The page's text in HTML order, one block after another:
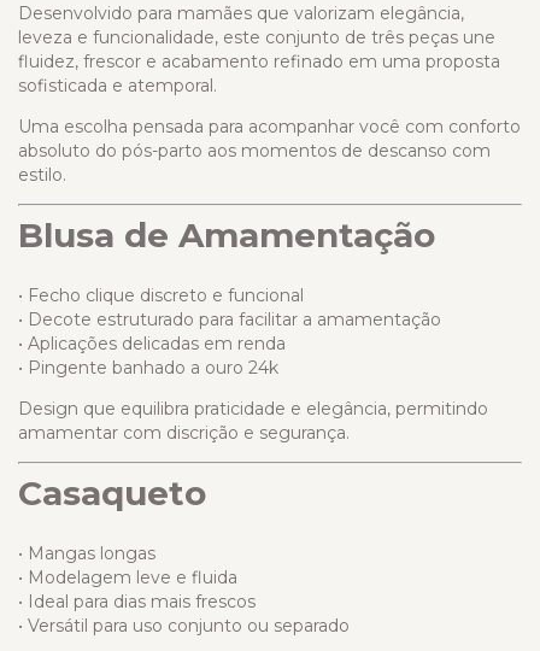
Desenvolvido para mamães que valorizam elegância,
leveza e funcionalidade, este conjunto de três peças une
fluidez, frescor e acabamento refinado em uma proposta
sofisticada e atemporal.
Uma escolha pensada para acompanhar você com conforto
absoluto do pós-parto aos momentos de descanso com
estilo.
Blusa de Amamentação
• Fecho clique discreto e funcional
• Decote estruturado para facilitar a amamentação
• Aplicações delicadas em renda
• Pingente banhado a ouro 24k
Design que equilibra praticidade e elegância, permitindo
amamentar com discrição e segurança.
Casaqueto
• Mangas longas
• Modelagem leve e fluida
• Ideal para dias mais frescos
• Versátil para uso conjunto ou separado